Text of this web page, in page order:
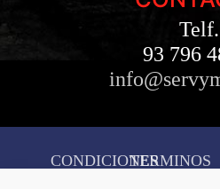
Telf.
93 796
CONDICIONESTERMINOS